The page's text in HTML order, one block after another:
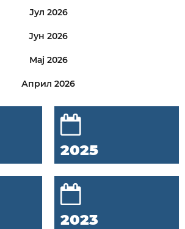
Јул 2026
Јун 2026
Мај 2026
Април 2026
2025
2023